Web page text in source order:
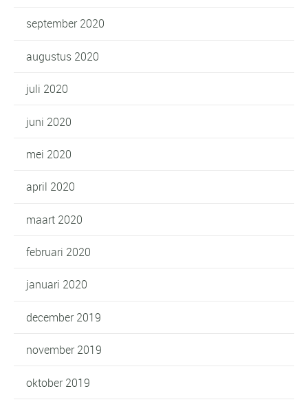
september 2020
augustus 2020
juli 2020
juni 2020
mei 2020
april 2020
maart 2020
februari 2020
januari 2020
december 2019
november 2019
oktober 2019